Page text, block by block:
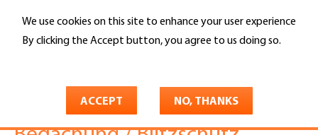
We use cookies on this site to enhance your user experience
By clicking the Accept button, you agree to us doing so.
ACCEPT NO, THANKS
main
Search
Bits Technik AG Spenglerei /